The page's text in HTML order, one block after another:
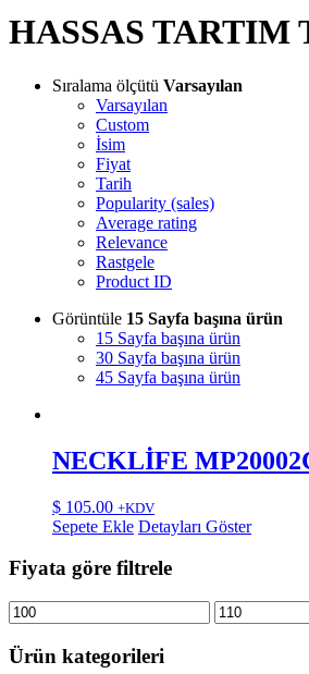
HASSAS
Sıralama ölçütü Varsayılan
Varsayılan
Custom
İsim
Fiyat
Tarih
Popularity (sales)
Average rating
Relevance
Rastgele
Product ID
Görüntüle 15 Sayfa başına ürün
15 Sayfa başına ürün
30 Sayfa başına ürün
45 Sayfa başına ürün
NECKLİFE
$ 105.00 +KDV
Sepete Ekle Detayları Göster
Fiyata göre filtrele
En
düşük
fiyat
En
yüksek
Ürün kategorileri